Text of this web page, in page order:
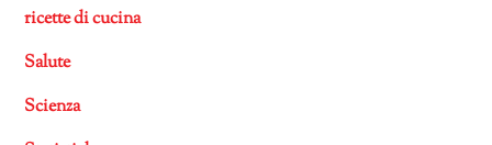
ricette di cucina
Salute
Scienza